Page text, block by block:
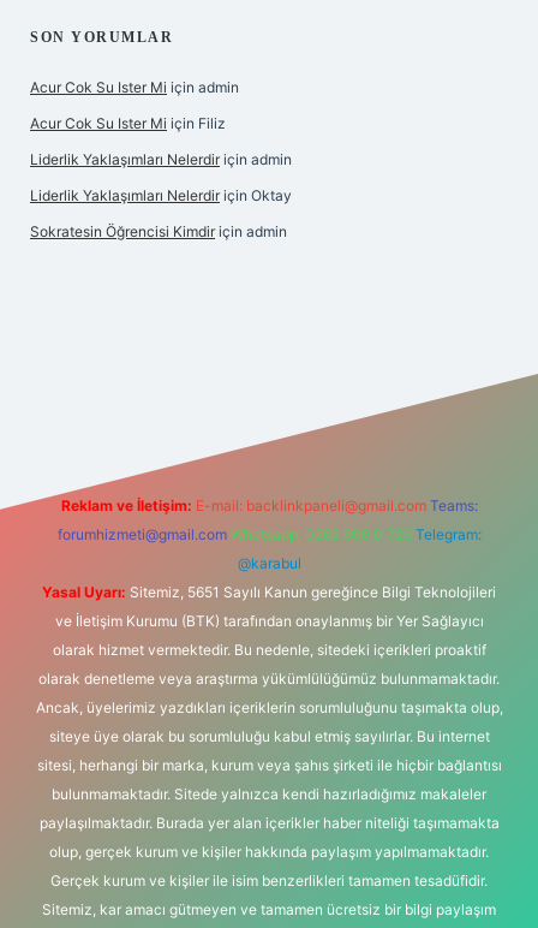
SON YORUMLAR
Acur Cok Su Ister Mi için admin
Acur Cok Su Ister Mi için Filiz
Liderlik Yaklaşımları Nelerdir için admin
Liderlik Yaklaşımları Nelerdir için Oktay
Sokratesin Öğrencisi Kimdir için admin
Reklam ve İletişim: E-mail: backlinkpaneli@gmail.com Teams:
forumhizmeti@gmail.com Whatsapp: 0262 606 0 726 Telegram:
@karabul
Yasal Uyarı: Sitemiz, 5651 Sayılı Kanun gereğince Bilgi Teknolojileri
ve İletişim Kurumu (BTK) tarafından onaylanmış bir Yer Sağlayıcı
olarak hizmet vermektedir. Bu nedenle, sitedeki içerikleri proaktif
olarak denetleme veya araştırma yükümlülüğümüz bulunmamaktadır.
Ancak, üyelerimiz yazdıkları içeriklerin sorumluluğunu taşımakta olup,
siteye üye olarak bu sorumluluğu kabul etmiş sayılırlar. Bu internet
sitesi, herhangi bir marka, kurum veya şahıs şirketi ile hiçbir bağlantısı
bulunmamaktadır. Sitede yalnızca kendi hazırladığımız makaleler
paylaşılmaktadır. Burada yer alan içerikler haber niteliği taşımamakta
olup, gerçek kurum ve kişiler hakkında paylaşım yapılmamaktadır.
Gerçek kurum ve kişiler ile isim benzerlikleri tamamen tesadüfidir.
Sitemiz, kar amacı gütmeyen ve tamamen ücretsiz bir bilgi paylaşım